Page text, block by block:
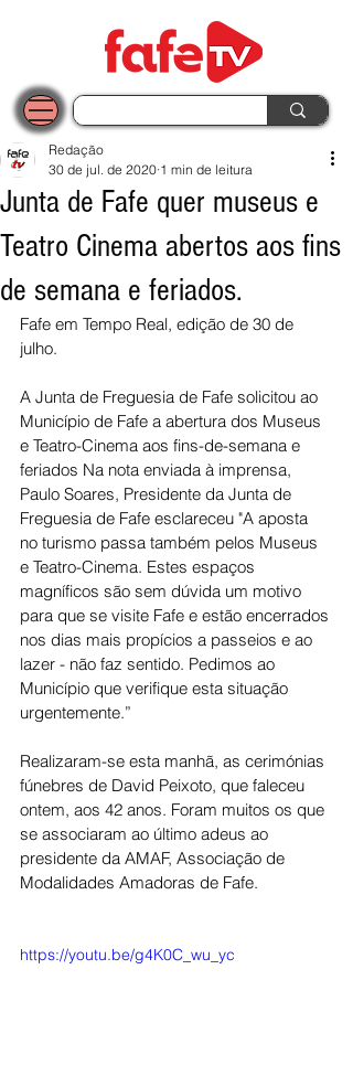
Junta de Fafe quer museus e
Teatro Cinema abertos aos fins
de semana e feriados.
Redação
30 de jul. de 2020 1 min de leitura
Fafe em Tempo Real, edição de 30 de
julho.
A Junta de Freguesia de Fafe solicitou ao
Município de Fafe a abertura dos Museus
e Teatro-Cinema aos fins-de-semana e
feriados Na nota enviada à imprensa,
Paulo Soares, Presidente da Junta de
Freguesia de Fafe esclareceu "A aposta
no turismo passa também pelos Museus
e Teatro-Cinema. Estes espaços
magníficos são sem dúvida um motivo
para que se visite Fafe e estão encerrados
nos dias mais propícios a passeios e ao
lazer - não faz sentido. Pedimos ao
Município que verifique esta situação
urgentemente.”
Realizaram-se esta manhã, as cerimónias
fúnebres de David Peixoto, que faleceu
ontem, aos 42 anos. Foram muitos os que
se associaram ao último adeus ao
presidente da AMAF, Associação de
Modalidades Amadoras de Fafe.
https://youtu.be/g4K0C_wu_yc